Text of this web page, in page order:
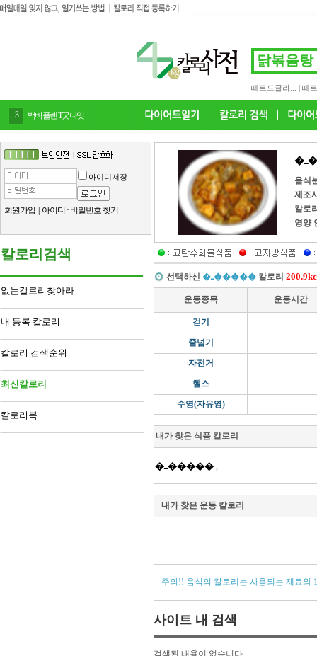
떼르드글라... 떼
4 감말랭이
아이디저장
회원가입 아이디 · 비밀번호 찾기
칼로리검색
없는칼로리찾아라
내 등록 칼로리
칼로리 검색순위
최신칼로리
칼로리북
음식
제조
칼로
영양
선택하신 �ߺ����� 칼로리
운동종목 운동시간
걷기
줄넘기
자전거
헬스
수영(자유영)
내가 찾은 식품 칼로리
�ߺ����� ,
내가 찾은 운동 칼로리
주의!! 음식의 칼로리는 사용되는 재료와
사이트 내 검색
검색된 내용이 없습니다.